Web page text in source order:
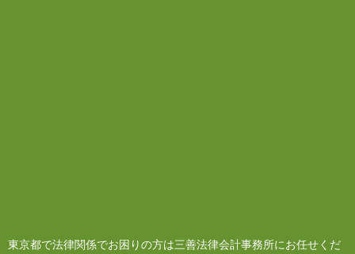
東京都で法律関係でお困りの方は三善法律会計事務所にお任せくだ